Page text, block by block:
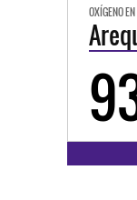
OXÍGENO